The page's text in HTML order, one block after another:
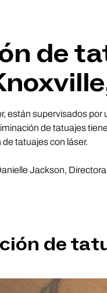
de
están supervisados
de tatuajes
tatuajes con láser.
Jackson,
de